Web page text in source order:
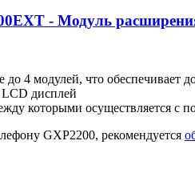
- Модуль
до 4 модулей, что обеспечивает
дисплей
которыми осуществляется с
GXP2200, рекомендуется